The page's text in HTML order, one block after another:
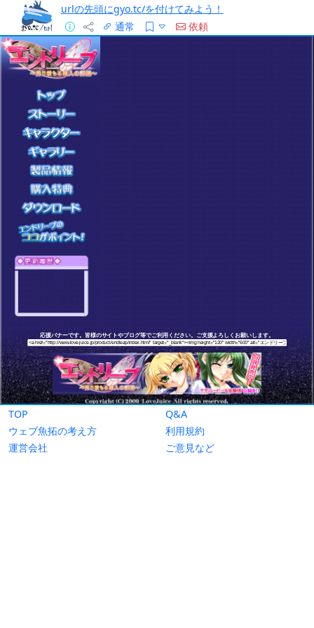
urlの先頭にgyo.tc/を付けてみよう！
通常
依頼
TOP
Q&A
ウェブ魚拓の考え方
利用規約
運営会社
ご意見など